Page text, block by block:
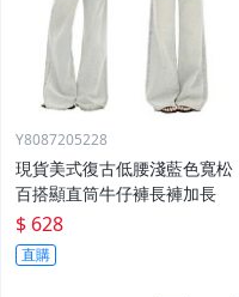
Y8087205228
現貨美式復古低腰淺藍色寬松
百搭顯直筒牛仔褲長褲加長
$ 628
直購